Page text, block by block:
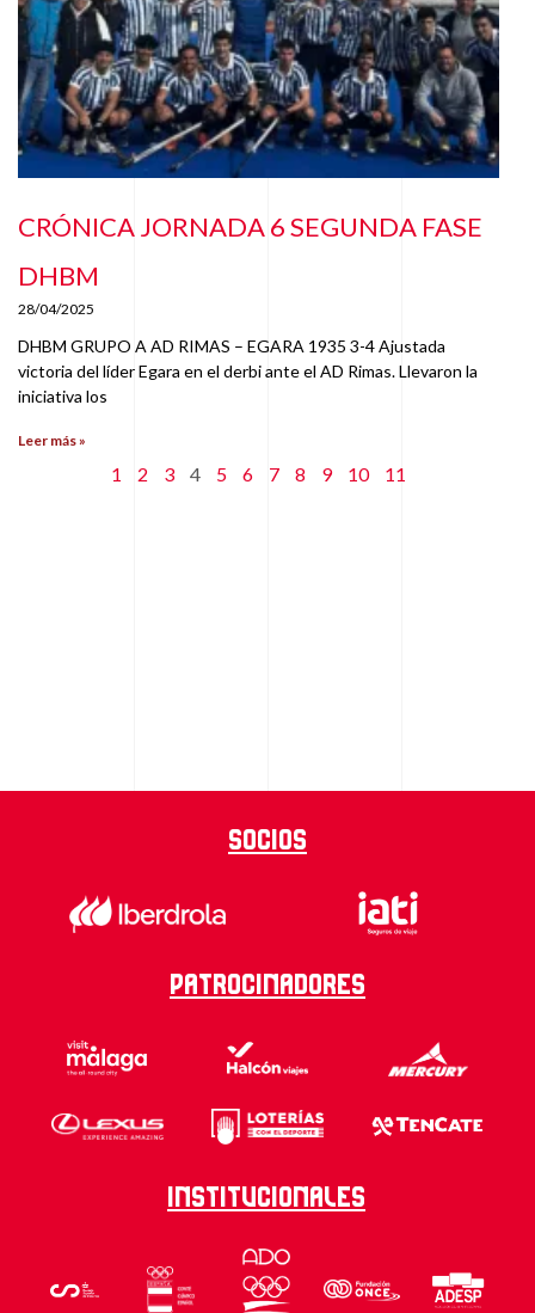
CRÓNICA JORNADA 6 SEGUNDA FASE
DHBM
28/04/2025
DHBM GRUPO A AD RIMAS – EGARA 1935 3-4 Ajustada
victoria del líder Egara en el derbi ante el AD Rimas. Llevaron la
iniciativa los
Leer más »
1 2 3 4 5 6 7 8 9 10 11
Socios
Patrocinadores
Institucionales